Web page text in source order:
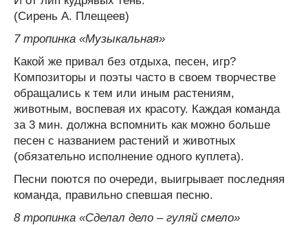
(Сирень А. Плещеев)
7 тропинка «Музыкальная»
Какой же привал без отдыха, песен, игр?
Композиторы и поэты часто в своем творчестве
обращались к тем или иным растениям,
животным, воспевая их красоту. Каждая команда
за 3 мин. должна вспомнить как можно больше
песен с названием растений и животных
(обязательно исполнение одного куплета).
Песни поются по очереди, выигрывает последняя
команда, правильно спевшая песню.
8 тропинка «Сделал дело – гуляй смело»